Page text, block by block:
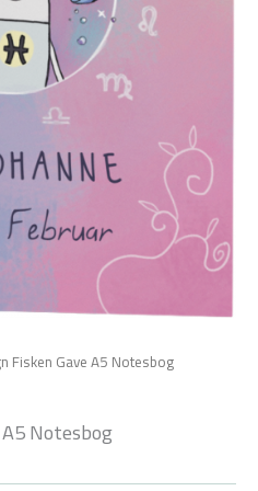
Fisken Gave A5 Notesbog
Notesbog